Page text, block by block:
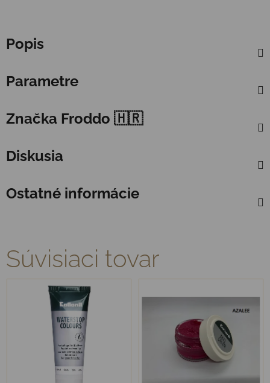
Popis
Parametre
Značka Froddo 🇭🇷
Diskusia
Ostatné informácie
Súvisiaci tovar